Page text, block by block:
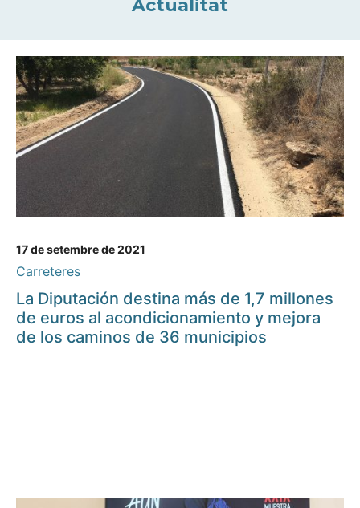
Actualitat
17 de setembre de 2021
Carreteres
La Diputación destina más de 1,7 millones
de euros al acondicionamiento y mejora
de los caminos de 36 municipios